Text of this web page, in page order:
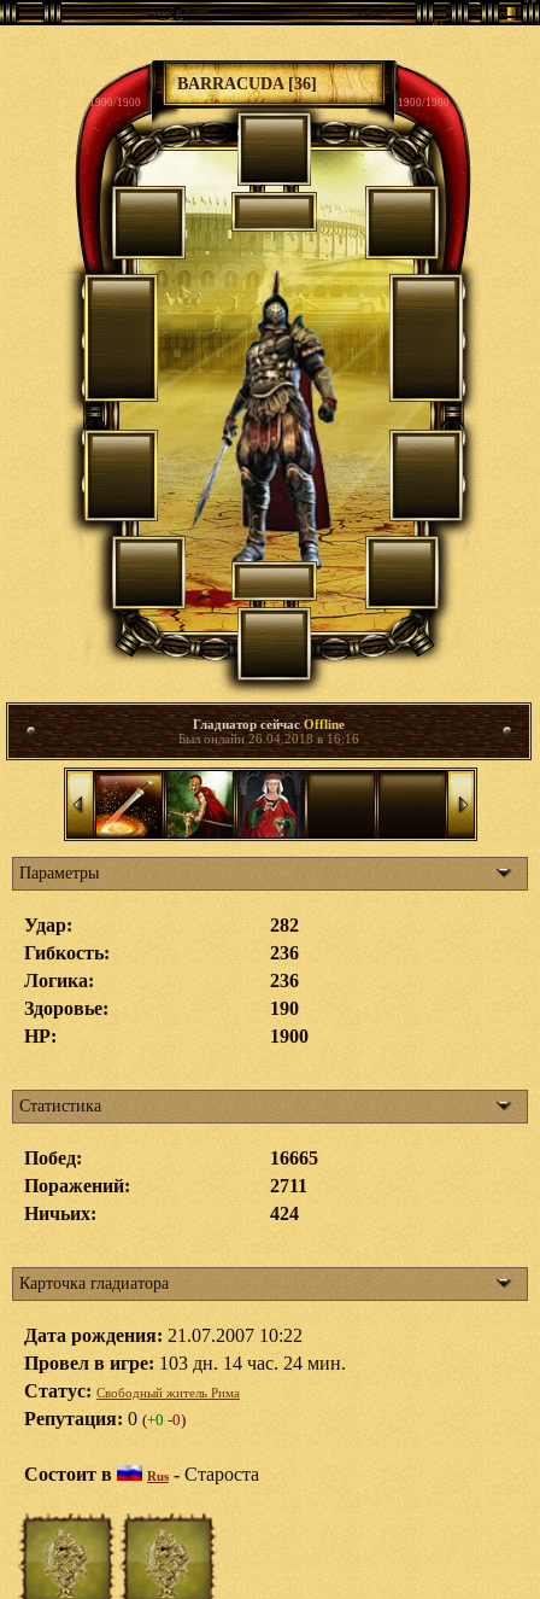
BARRACUDA [36]
1900/1900 1900/1900
Гладиатор сейчасOffline
Был онлайн 26.04.2018 в 16:16
Параметры
Удар:
282
Гибкость:
236
Логика:
236
Здоровье:
190
HP:
1900
Статистика
Побед:
16665
Поражений:
2711
Ничьих:
424
Карточка гладиатора
Дата рождения: 21.07.2007 10:22
Провел в игре: 103 дн. 14 час. 24 мин.
Статус: Свободный житель Рима
Репутация: 0 (+0 -0)
Состоит в Rus - Староста